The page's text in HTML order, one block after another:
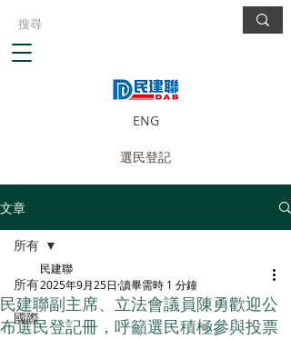
ENG
選民登記
文章
所有
國際
所有
民建聯副主席、立法會議員陳勇歡迎公
布選民登記冊，呼籲選民積極參與投票
民建聯
2025年9月25日 讀畢需時 1 分鐘